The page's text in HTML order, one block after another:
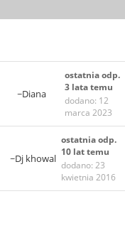
~Diana
ostatnia odp.
3 lata temu
dodano: 12
marca 2023
~Dj khowal
ostatnia odp.
10 lat temu
dodano: 23
kwietnia 2016